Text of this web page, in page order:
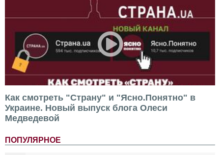
Как смотреть "Страну" и "Ясно.Понятно" в
Украине. Новый выпуск блога Олеси
Медведевой
ПОПУЛЯРНОЕ